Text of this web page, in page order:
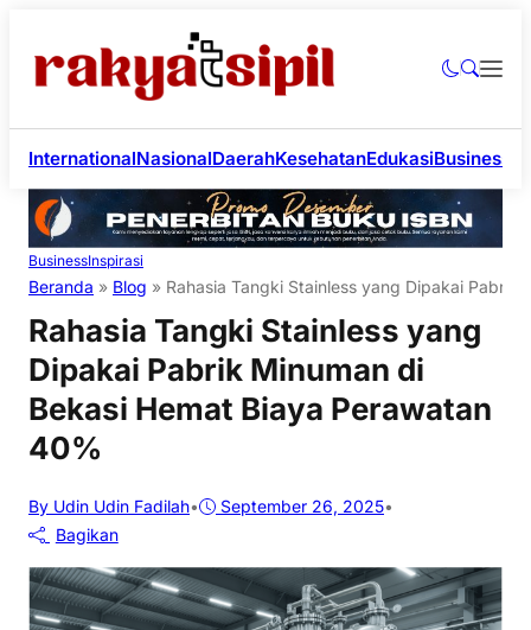
InternationalNasionalDaerahKesehatanEdukasiBusiness
BusinessInspirasi
Beranda » Blog » Rahasia Tangki Stainless yang Dipakai
Rahasia Tangki Stainless yang
Dipakai Pabrik Minuman di
Bekasi Hemat Biaya Perawatan
40%
By Udin Udin Fadilah• September 26, 2025•
Bagikan